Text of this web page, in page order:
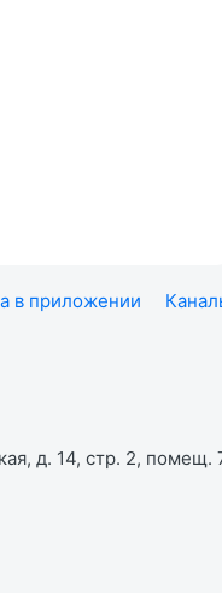
в приложении
д. 14, стр. 2, помещ.